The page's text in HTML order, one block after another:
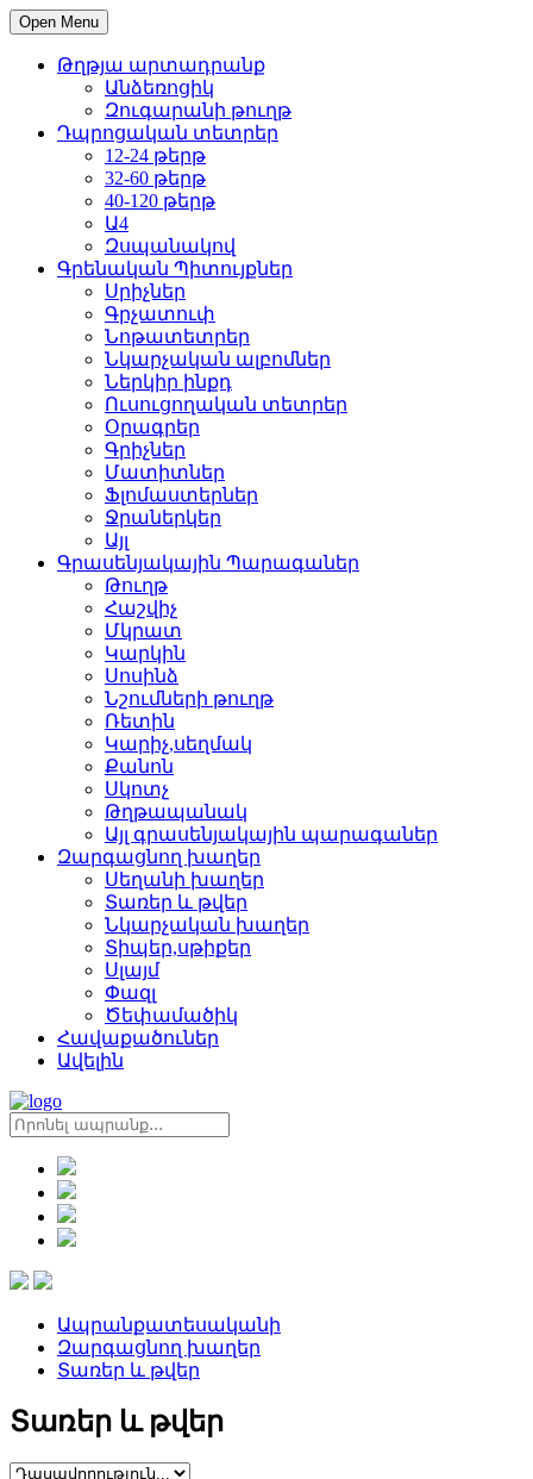
Open Menu
Թղթյա արտադրանք
Անձեռոցիկ
Զուգարանի թուղթ
Դպրոցական տետրեր
12-24 թերթ
32-60 թերթ
40-120 թերթ
Ա4
Զսպանակով
Գրենական Պիտույքներ
Սրիչներ
Գրչատուփ
Նոթատետրեր
Նկարչական ալբոմներ
Ներկիր ինքդ
Ուսուցողական տետրեր
Օրագրեր
Գրիչներ
Մատիտներ
Ֆլոմաստերներ
Ջրաներկեր
Այլ
Գրասենյակային Պարագաներ
Թուղթ
Հաշվիչ
Մկրատ
Կարկին
Սոսինձ
Նշումների թուղթ
Ռետին
Կարիչ,սեղմակ
Քանոն
Սկոտչ
Թղթապանակ
Այլ գրասենյակային պարագաներ
Զարգացնող խաղեր
Սեղանի խաղեր
Տառեր և թվեր
Նկարչական խաղեր
Տիպեր,սթիքեր
Սլայմ
Փազլ
Ծեփամածիկ
Հավաքածուներ
Ավելին
Ապրանքատեսականի
Զարգացնող խաղեր
Տառեր և թվեր
Տառեր և թվեր